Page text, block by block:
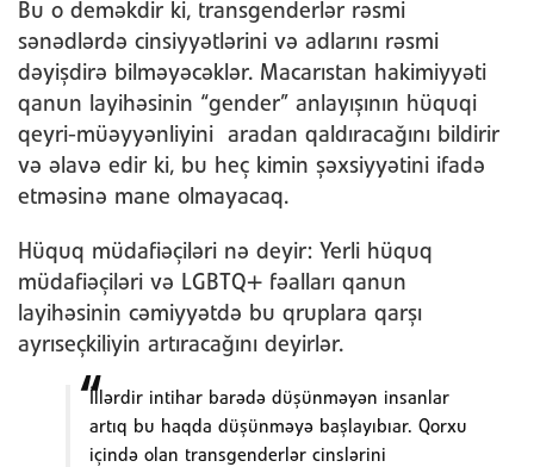
Bu o deməkdir ki, transgenderlər rəsmi
sənədlərdə cinsiyyətlərini və adlarını rəsmi
dəyişdirə bilməyəcəklər. Macarıstan hakimiyyəti
qanun layihəsinin “gender” anlayışının hüquqi
qeyri-müəyyənliyini aradan qaldıracağını bildirir
və əlavə edir ki, bu heç kimin şəxsiyyətini ifadə
etməsinə mane olmayacaq.
Hüquq müdafiəçiləri nə deyir: Yerli hüquq
müdafiəçiləri və LGBTQ+ fəalları qanun
layihəsinin cəmiyyətdə bu qruplara qarşı
ayrıseçkiliyin artıracağını deyirlər.
İllərdir intihar barədə düşünməyən insanlar
artıq bu haqda düşünməyə başlayıbıar. Qorxu
içində olan transgenderlər cinslərini